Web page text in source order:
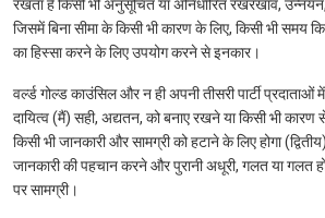
रखता है किसी भी अनुसूचित या अनिर्धारित रखरखाव,
जिसमें बिना सीमा के किसी भी कारण के लिए, किसी भी समय
का हिस्सा करने के लिए उपयोग करने से इनकार।
वर्ल्ड गोल्ड काउंसिल और न ही अपनी तीसरी पार्टी प्रदाताओं
दायित्व (मैं) सही, अद्यतन, को बनाए रखने या किसी भी
किसी भी जानकारी और सामग्री को हटाने के लिए होगा
जानकारी की पहचान करने और पुरानी अधूरी, गलत या गलत
पर सामग्री।